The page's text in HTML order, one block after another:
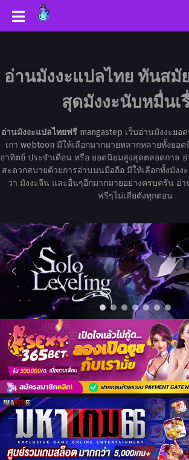
อ่านมังงะแปลไทย ทันสมั
สุดมังงะนับหมื่นเ
อ่านมังงะแปลไทยฟรีmangastep เว็บอ่านมังงะยอ
เกา webtoon มีให้เลือกมากมายหลากหลายทั้งยอ
อาทิตย์ ประจำเดือน หรือ ยอดนิยมสูงสุดตลอดกาล อ่
สะดวกสบายด้วยการอ่านบนมือถือ มีให้เลือกทั้งมังง
วา มังงะจีน และอื่นๆอีกมากมายอย่างครบครัน อ่า
ฟรีๆไม่เสียตังทุกตอน